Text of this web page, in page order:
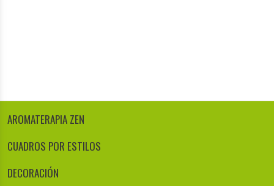
AROMATERAPIA ZEN
CUADROS POR ESTILOS
DECORACIÓN